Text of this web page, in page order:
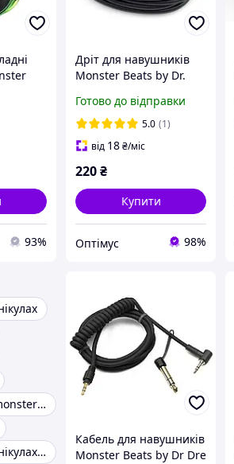
93%
Дріт для навушників
Monster Beats by Dr.
Talk Control BLACK
Готово до відправки
5.0 (1)
від 18₴/міс
220₴
Купити
Оптімус 98%
Blaze and the monster machines
Монстри на канікулах 2
Кабель для навушників
Monster Beats by Dr Dre